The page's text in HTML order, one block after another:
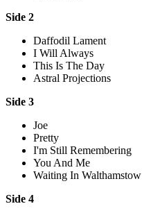
Side 2
Daffodil Lament
I Will Always
This Is The Day
Astral Projections
Side 3
Joe
Pretty
I'm Still Remembering
You And Me
Waiting In Walthamstow
Side 4